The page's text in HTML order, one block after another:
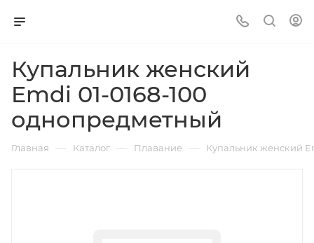
Купальник женский
Emdi 01-0168-100
однопредметный
Главная — Каталог — Плавание — Купальник женский